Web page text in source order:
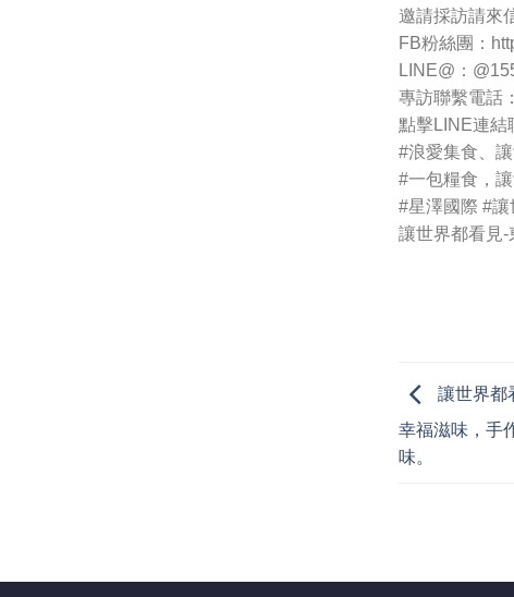
邀請採訪請來
FB粉絲團：
LINE@：
專訪聯繫電話
點擊LINE連結
#浪愛集食 、
#一包糧食 ，
#星澤國際 #讓
讓世界都看見-
讓世界都
幸福滋味，手
味。